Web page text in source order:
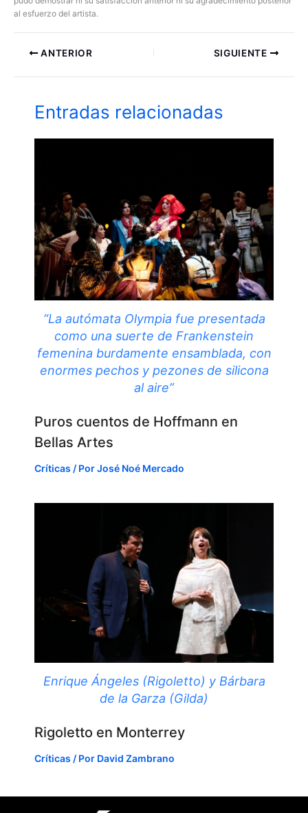
al esfuerzo del artista.
ANTERIOR SIGUIENTE
Entradas relacionadas
“La autómata Olympia fue presentada
como una suerte de Frankenstein
femenina burdamente ensamblada, con
enormes pechos y pezones de silicona
al aire”
Puros cuentos de Hoffmann en
Bellas Artes
Críticas / PorJosé Noé Mercado
Enrique Ángeles (Rigoletto) y Bárbara
de la Garza (Gilda)
Rigoletto en Monterrey
Críticas / Por David Zambrano